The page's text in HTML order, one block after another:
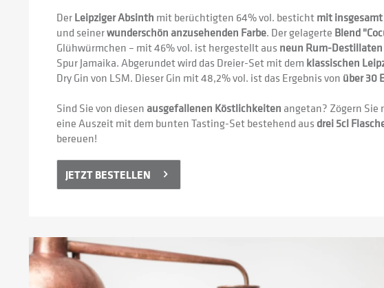
Der Leipziger Absinth mit berüchtigten 64% vol. besticht mit
und seiner wunderschön anzusehenden Farbe. Der gelagerte Blend
Glühwürmchen – mit 46% vol. ist hergestellt aus neun Rum-Destillaten
Spur Jamaika. Abgerundet wird das Dreier-Set mit dem klassischen
Dry Gin von LSM. Dieser Gin mit 48,2% vol. ist das Ergebnis von über 30
Sind Sie von diesen ausgefallenen Köstlichkeiten angetan? Zögern Sie
eine Auszeit mit dem bunten Tasting-Set bestehend aus drei 5cl
bereuen!
JETZT BESTELLEN